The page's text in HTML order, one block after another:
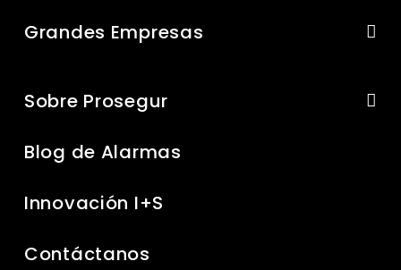
Grandes Empresas
Sobre Prosegur
Blog de Alarmas
Innovación I+S
Contáctanos